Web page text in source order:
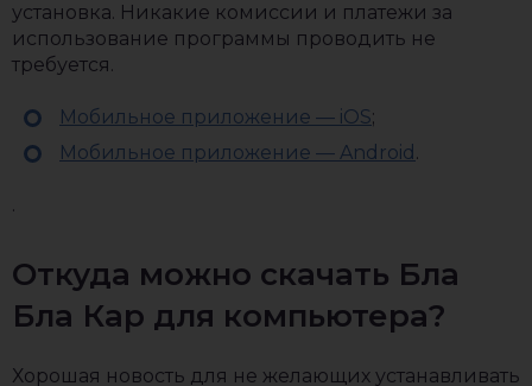
установка. Никакие комиссии и платежи за
использование программы проводить не
требуется.
Мобильное приложение — iOS;
Мобильное приложение — Android .
.
Откуда можно скачать Бла
Бла Кар для компьютера?
Хорошая новость для не желающих устанавливать